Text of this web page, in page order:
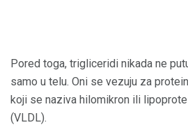
Pored toga, trigliceridi nikada ne
samo u telu. Oni se vezuju za
koji se naziva hilomikron ili
(VLDL).